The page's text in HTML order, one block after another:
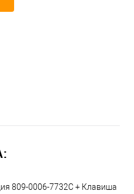
809-0006-7732C + Клавиша